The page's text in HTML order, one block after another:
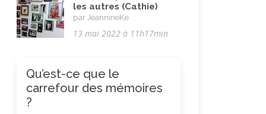
les autres (Cathie)
par JeannineKe
13 mai 2022 à 11h17min
Qu’est-ce que le
carrefour des mémoires
?